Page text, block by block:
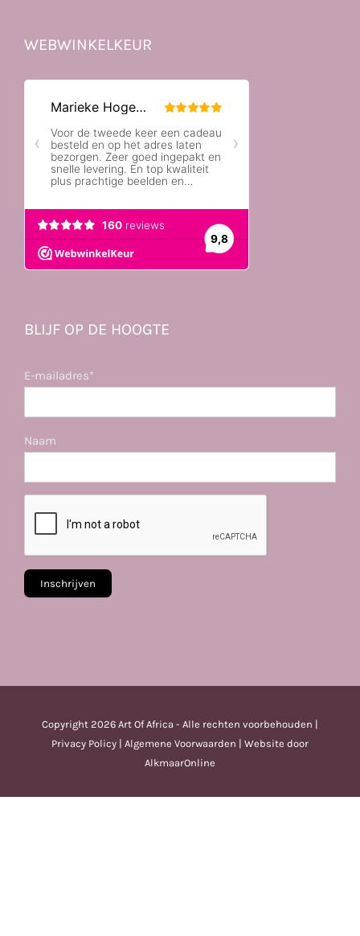
WEBWINKELKEUR
BLIJF OP DE HOOGTE
E-mailadres*
Naam
Copyright 2026 Art Of Africa - Alle rechten voorbehouden |
Privacy Policy | Algemene Voorwaarden | Website door
AlkmaarOnline